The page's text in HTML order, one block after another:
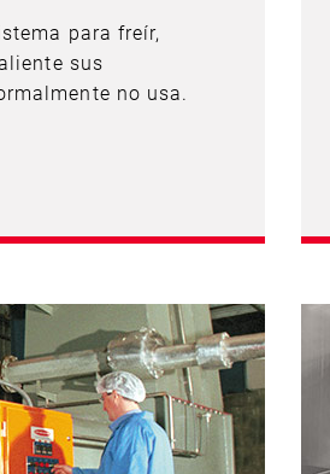
para freír,
sus
no usa.